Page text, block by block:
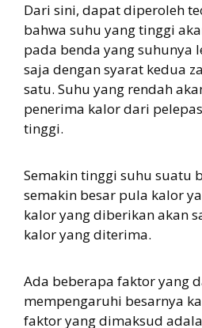
Dari sini, dapat diperoleh
bahwa suhu yang tinggi
pada benda yang suhunya
saja dengan syarat kedua
satu. Suhu yang rendah
penerima kalor dari
tinggi.
Semakin tinggi suhu suatu
semakin besar pula kalor
kalor yang diberikan akan
kalor yang diterima.
Ada beberapa faktor yang
mempengaruhi besarnya
faktor yang dimaksud